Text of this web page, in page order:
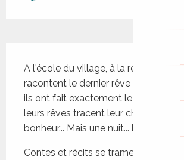
A l'école du village, à la récré, Paul
racontent le dernier rêve de leur nuit.
ils ont fait exactement le même
leurs rêves tracent leur chemin de
bonheur... Mais une nuit... le même
Contes et récits se trament, se